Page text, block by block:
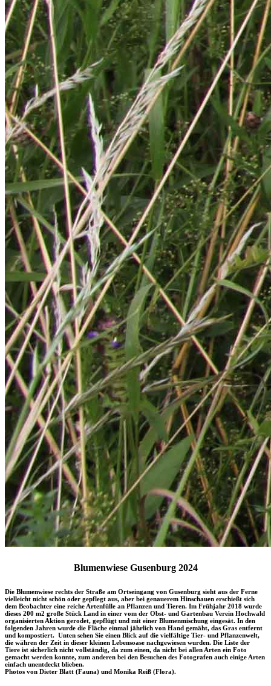
Blumenwiese Gusenburg 2024
Die Blumenwiese rechts der Straße am Ortseingang von Gusenburg sieht aus der Ferne
vielleicht nicht schön oder gepflegt aus, aber bei genauerem Hinschauen erschießt sich
dem Beobachter eine reiche Artenfülle an Pflanzen und Tieren. Im Frühjahr 2018 wurde
dieses 200 m2 große Stück Land in einer vom der Obst- und Gartenbau Verein Hochwald
organisierten Aktion gerodet, gepflügt und mit einer Blumenmischung eingesät. In den
folgenden Jahren wurde die Fläche einmal jährlich von Hand gemäht, das Gras entfernt
und kompostiert. Unten sehen Sie einen Blick auf die vielfältige Tier- und Pflanzenwelt,
die währen der Zeit in dieser kleinen Lebensoase nachgewiesen wurden. Die Liste der
Tiere ist sicherlich nicht vollständig, da zum einen, da nicht bei allen Arten ein Foto
gemacht werden konnte, zum anderen bei den Besuchen des Fotografen auch einige Arten
einfach unentdeckt blieben.
Photos von Dieter Blatt (Fauna) und Monika Reiß (Flora).